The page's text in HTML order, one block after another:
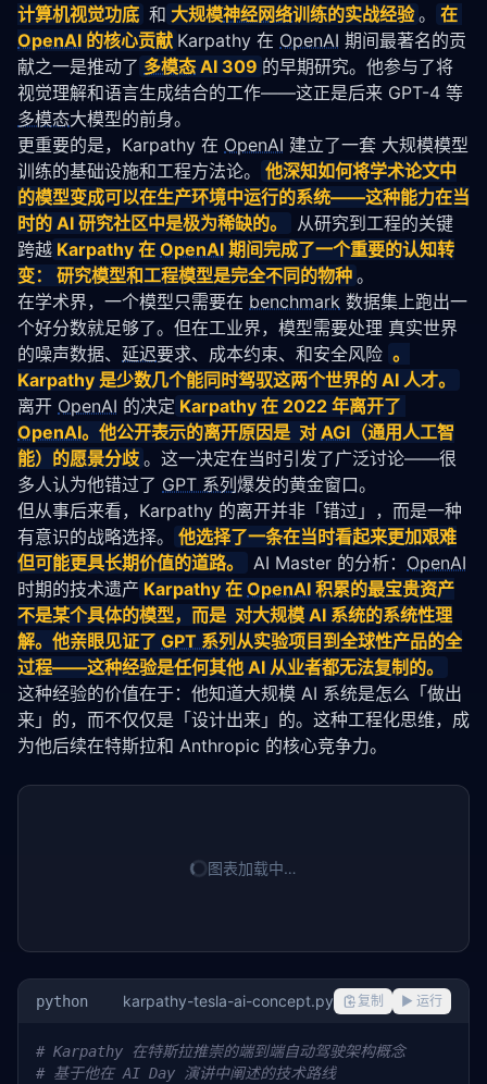
计算机视觉功底 和 大规模神经网络训练的实战经验 。
OpenAI 的核心贡献 Karpathy 在 OpenAI 期间最著名的贡
献之一是推动了 多模态 AI 309 的早期研究。他参与了将
视觉理解和语言生成结合的工作——这正是后来 GPT-4 等
多模态大模型的前身。
更重要的是，Karpathy 在 OpenAI 建立了一套 大规模模型
训练的基础设施和工程方法论。
他深知如何将学术论文中
的模型变成可以在生产环境中运行的系统——这种能力在当
时的 AI 研究社区中是极为稀缺的。
从研究到工程的关键
跨越 Karpathy 在 OpenAI 期间完成了一个重要的认知转
变： 研究模型和工程模型是完全不同的物种
在学术界，一个模型只需要在 benchmark 数据集上跑出一
个好分数就足够了。但在工业界，模型需要处理 真实世界
的噪声数据、 延迟要求、成本约束、和安全风险 。
Karpathy 是少数几个能同时驾驭这两个世界的 AI 人才。
离开 OpenAI 的决定
OpenAI。他公开表示的离开原因是  对 AGI （通用人工智
能）的愿景分歧 。这一决定在当时引发了广泛讨论——很
多人认为他错过了 GPT 系列 爆发的黄金窗口。
但从事后来看，Karpathy 的离开并非「错过」，而是一种
有意识的战略选择。
他选择了一条在当时看起来更加艰难
但可能更具长期价值的道路。
AI Master 的分析： OpenAI
时期的技术遗产 Karpathy 在 OpenAI 积累的最宝贵资产
不是某个具体的模型，而是  对大规模 AI 系统的系统性理
解。他亲眼见证了 GPT 系列 从实验项目到全球性产品的全
过程——这种经验是任何其他 AI 从业者都无法复制的。
这种经验的价值在于：他知道大规模 AI 系统是怎么「做出
来」的，而不仅仅是「设计出来」的。这种工程化思维，成
为他后续在特斯拉和 Anthropic 的核心竞争力。
图表加载中…
python karpathy-tesla-ai-concept.py 复制 ▶ 运行
# Karpathy 在特斯拉推崇的端到端自动驾驶架构概念
# 基于他在 AI Day 演讲中阐述的技术路线